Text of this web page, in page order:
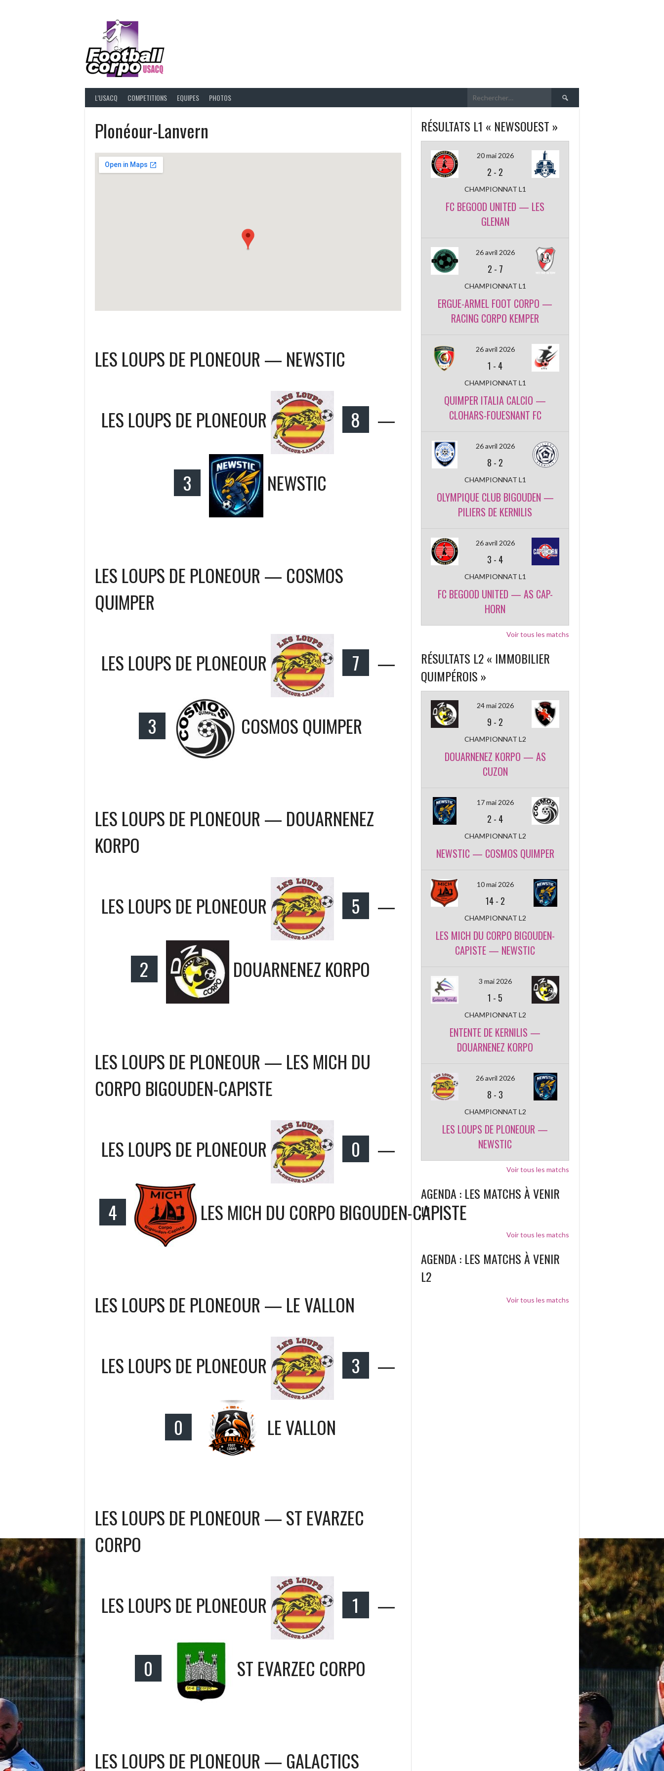
L’USACQ COMPETITIONS EQUIPES PHOTOS Rechercher :
Plonéour-Lanvern
LES LOUPS DE PLONEOUR — NEWSTIC
LES LOUPS DE PLONEOUR 8 —
3 NEWSTIC
LES LOUPS DE PLONEOUR — COSMOS
QUIMPER
LES LOUPS DE PLONEOUR 7 —
3 COSMOS QUIMPER
LES LOUPS DE PLONEOUR — DOUARNENEZ
KORPO
LES LOUPS DE PLONEOUR 5 —
2 DOUARNENEZ KORPO
LES LOUPS DE PLONEOUR — LES MICH DU
CORPO BIGOUDEN-CAPISTE
LES LOUPS DE PLONEOUR 0 —
4 LES MICH DU CORPO BIGOUDEN-CAPISTE
LES LOUPS DE PLONEOUR — LE VALLON
LES LOUPS DE PLONEOUR 3 —
0 LE VALLON
LES LOUPS DE PLONEOUR — ST EVARZEC
CORPO
LES LOUPS DE PLONEOUR 1 —
0 ST EVARZEC CORPO
LES LOUPS DE PLONEOUR — GALACTICS
RÉSULTATS L1 « NEWSOUEST »
20 mai 2026
2 - 2
CHAMPIONNAT L1
FC BEGOOD UNITED — LES
GLENAN
26 avril 2026
2 - 7
CHAMPIONNAT L1
ERGUE-ARMEL FOOT CORPO —
RACING CORPO KEMPER
26 avril 2026
1 - 4
CHAMPIONNAT L1
QUIMPER ITALIA CALCIO —
CLOHARS-FOUESNANT FC
26 avril 2026
8 - 2
CHAMPIONNAT L1
OLYMPIQUE CLUB BIGOUDEN —
PILIERS DE KERNILIS
26 avril 2026
3 - 4
CHAMPIONNAT L1
FC BEGOOD UNITED — AS CAP-
HORN
Voir tous les matchs
RÉSULTATS L2 « IMMOBILIER
QUIMPÉROIS »
24 mai 2026
9 - 2
CHAMPIONNAT L2
DOUARNENEZ KORPO — AS
CUZON
17 mai 2026
2 - 4
CHAMPIONNAT L2
NEWSTIC — COSMOS QUIMPER
10 mai 2026
14- 2
CHAMPIONNAT L2
LES MICH DU CORPO BIGOUDEN-
CAPISTE — NEWSTIC
3 mai 2026
1 - 5
CHAMPIONNAT L2
ENTENTE DE KERNILIS —
DOUARNENEZ KORPO
26 avril 2026
8 - 3
CHAMPIONNAT L2
LES LOUPS DE PLONEOUR —
NEWSTIC
Voir tous les matchs
AGENDA : LES MATCHS À VENIR
L1
Voir tous les matchs
AGENDA : LES MATCHS À VENIR
L2
Voir tous les matchs